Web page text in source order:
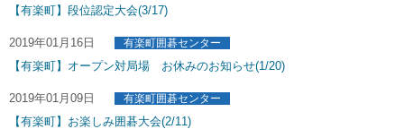
【有楽町】段位認定大会(3/17)
2019年01月16日 有楽町囲碁センター
【有楽町】オープン対局場 お休みのお知らせ(1/20)
2019年01月09日 有楽町囲碁センター
【有楽町】お楽しみ囲碁大会(2/11)